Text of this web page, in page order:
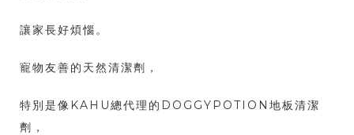
讓家長好煩惱。
寵物友善的天然清潔劑，
特別是像KAHU總代理的DOGGYPOTION地板清潔
劑，